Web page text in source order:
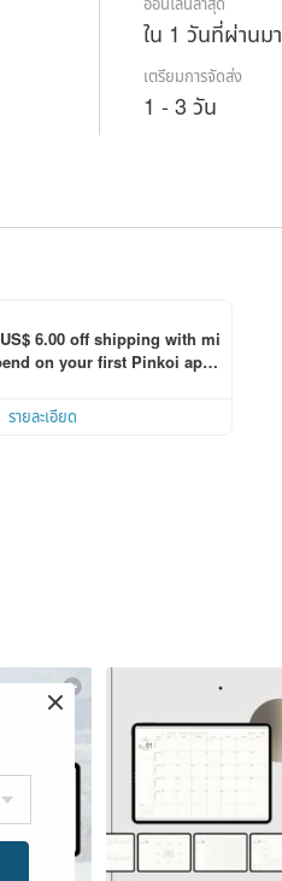
ใน 1 วันที่ผ่านมา
เตรียมการจัดส่ง
1 - 3 วัน
6.00 off shipping with mi
on your first Pinkoi app
รายละเอียด